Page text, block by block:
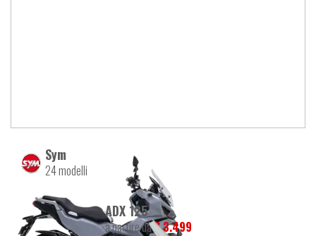
Sym
24 modelli
ADX 125
a partire da€ 3.499